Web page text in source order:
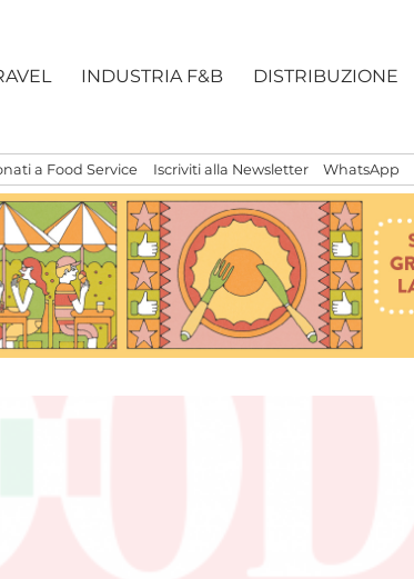
INDUSTRIA F&B DISTRIBUZIONE
a Food Service Iscriviti alla Newsletter WhatsApp